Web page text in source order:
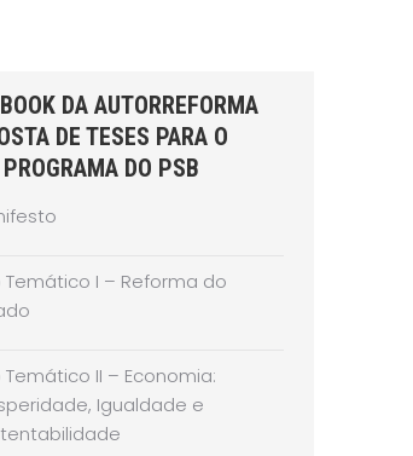
DA AUTORREFORMA
DE TESES PARA O
DO PSB
Temático I – Reforma do
Temático II – Economia:
Igualdade e